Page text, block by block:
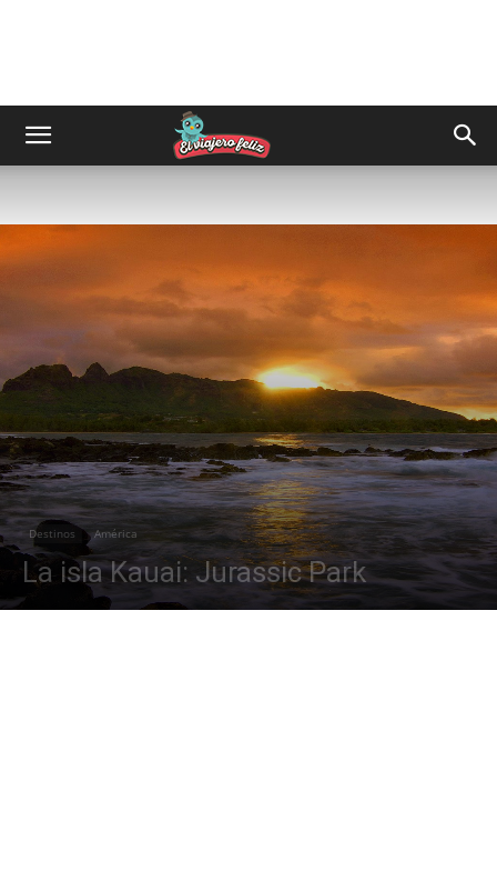
Destinos América
La isla Kauai: Jurassic Park